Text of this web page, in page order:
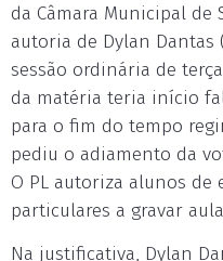
da Câmara Municipal de
autoria de Dylan Dantas
sessão ordinária de
da matéria teria início
para o fim do tempo
pediu o adiamento da
O PL autoriza alunos de
particulares a gravar
Na justificativa, Dylan